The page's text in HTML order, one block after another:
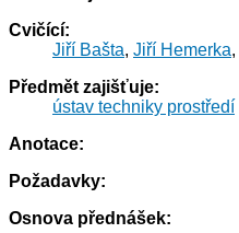
Cvičící:
Jiří Bašta, Jiří Hemerka,
Předmět zajišťuje:
ústav techniky prostředí
Anotace:
Požadavky:
Osnova přednášek: